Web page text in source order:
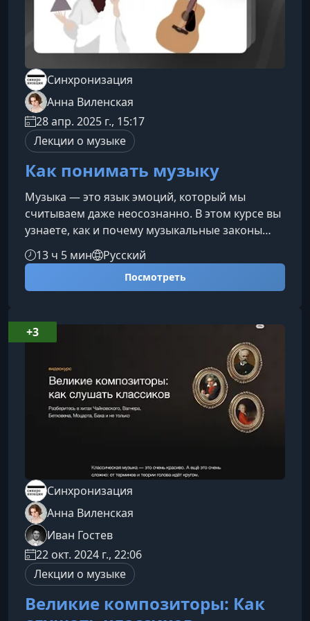
Синхронизация
Анна Виленская
28 апр. 2025 г., 15:17
Лекции о музыке
Как понимать музыку
Музыка — это язык эмоций, который мы
считываем даже неосознанно. В этом курсе вы
узнаете, как и почему музыкальные законы
работают одинаково в классике XIX века, роке
70-х и поп-хитах 90-х, научитесь лучше
понимать любимые треки и слушать музыку
высоту звуков и вибрации, а также как
композиторы используют это, чтобы
управлять настроением слушателя.Физика и
психол
13 ч 5 мин Русский
Посмотреть
Синхронизация
Анна Виленская
Иван Гостев
22 окт. 2024 г., 22:06
Лекции о музыке
Великие композиторы: Как
+3